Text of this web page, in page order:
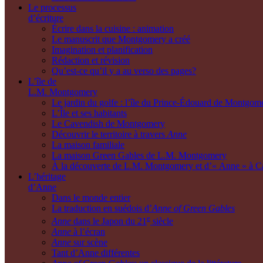
Le processus
d’écriture
Écrire dans la cuisine : animation
Le manuscrit que Montgomery a créé
Imagination et planification
Rédaction et révision
Qu’est-ce qu’il y a au verso des pages?
L’île de
L.M. Montgomery
Le jardin du golfe : l’île du Prince-Édouard de
L’Île et ses habitants
Le Cavendish de Montgomery
Découvrir le territoire à travers Anne
La maison familiale
La maison Green Gables de L.M. Montgomery
À la découverte de L.M. Montgomery et d’« Anne » à
L’héritage
d’Anne
Dans le monde entier
La traduction en suédois d’Anne of Green Gables
Anne dans le Japon du 21 e siècle
Anne à l’écran
Anne sur scène
Tant d’Anne différentes